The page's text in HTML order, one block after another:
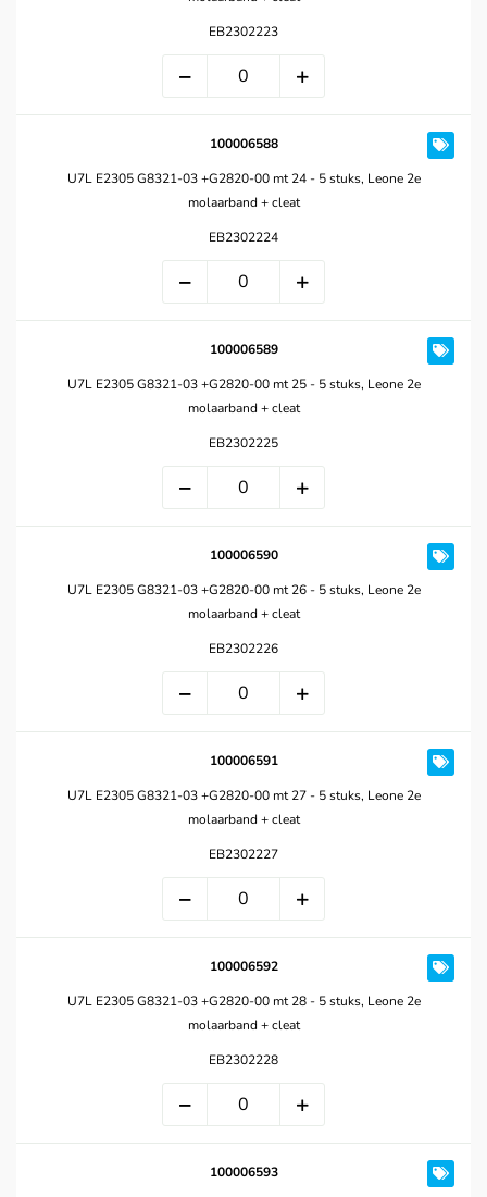
EB2302223
100006588
U7L E2305 G8321-03 +G2820-00 mt 24 - 5 stuks, Leone 2e
molaarband + cleat
EB2302224
100006589
U7L E2305 G8321-03 +G2820-00 mt 25 - 5 stuks, Leone 2e
molaarband + cleat
EB2302225
100006590
U7L E2305 G8321-03 +G2820-00 mt 26 - 5 stuks, Leone 2e
molaarband + cleat
EB2302226
100006591
U7L E2305 G8321-03 +G2820-00 mt 27 - 5 stuks, Leone 2e
molaarband + cleat
EB2302227
100006592
U7L E2305 G8321-03 +G2820-00 mt 28 - 5 stuks, Leone 2e
molaarband + cleat
EB2302228
100006593